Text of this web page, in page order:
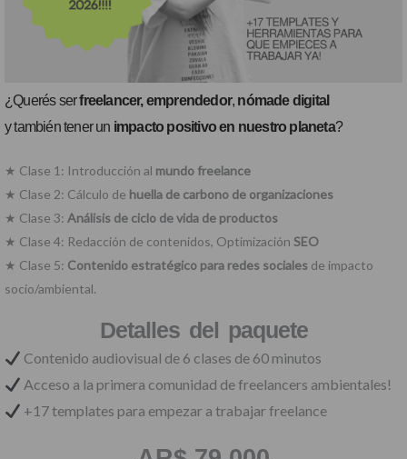
¿Querés serfreelancer,emprendedor, nómade digital
y también tener un impacto positivo en nuestro planeta?
★ Clase 1: Introducción al mundo freelance
★ Clase 2: Cálculo de huella de carbono de organizaciones
★ Clase 3: Análisis de ciclo de vida de productos
★ Clase 4: Redacción de contenidos, Optimización SEO
★ Clase 5: Contenido estratégico para redes sociales de impacto
socio/ambiental.
Detalles del paquete
Contenido audiovisual de 6 clases de 60 minutos
Acceso a la primera comunidad de freelancers ambientales!
+17 templates para empezar a trabajar freelance